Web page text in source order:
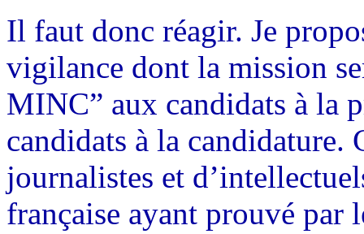
Il faut donc réagir. Je
vigilance dont la mission
MINC” aux candidats à la
candidats à la candidature.
journalistes et
française ayant prouvé par